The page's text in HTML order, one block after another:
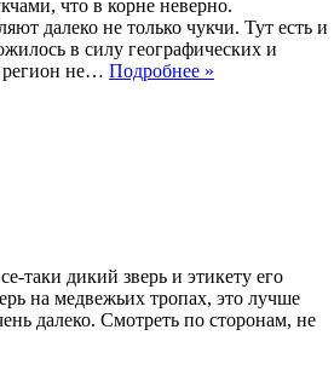
что в корне неверно.
далеко не только чукчи. Тут есть и
в силу географических и
регион не… Подробнее »
таки дикий зверь и этикету его
на медвежьих тропах, это лучше
далеко. Смотреть по сторонам, не